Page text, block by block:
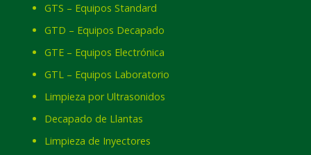
GTS – Equipos Standard
GTD – Equipos Decapado
GTE – Equipos Electrónica
GTL – Equipos Laboratorio
Limpieza por Ultrasonidos
Decapado de Llantas
Limpieza de Inyectores